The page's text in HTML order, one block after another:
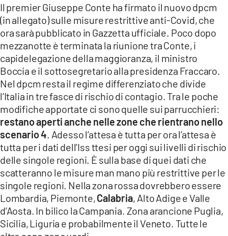
LACPLAY.IT
LACTV.IT
LACONAIR.IT
LACITYMAG.IT
ILREGGINO.IT
COSENZACHANNEL.IT
ILVIBONESE.IT
CATANZAROCHANNEL.IT
LACAPITALENEWS.IT
App
Il premier Giuseppe Conte ha firmato il nuovo dpcm
(in allegato) sulle misure restrittive anti-Covid, che
ora sarà pubblicato in Gazzetta ufficiale. Poco dopo
mezzanotte è terminata la riunione tra Conte, i
capidelegazione della maggioranza, il ministro
Boccia e il sottosegretario alla presidenza Fraccaro.
Nel dpcm resta il regime differenziato che divide
l’Italia in tre fasce di rischio di contagio. Tra le poche
modifiche apportate ci sono quelle sui parrucchieri:
restano aperti anche nelle zone che rientrano nello
scenario 4 . Adesso l’attesa è tutta per ora l’attesa è
tutta per i dati dell’Iss ttesi per oggi sui livelli di rischio
delle singole regioni. È sulla base di quei dati che
scatteranno le misure man mano più restrittive per le
singole regioni. Nella zona rossa dovrebbero essere
Lombardia, Piemonte,Calabria, Alto Adige e Valle
d’Aosta. In bilico la Campania. Zona arancione Puglia,
Sicilia, Liguria e probabilmente il Veneto. Tutte le